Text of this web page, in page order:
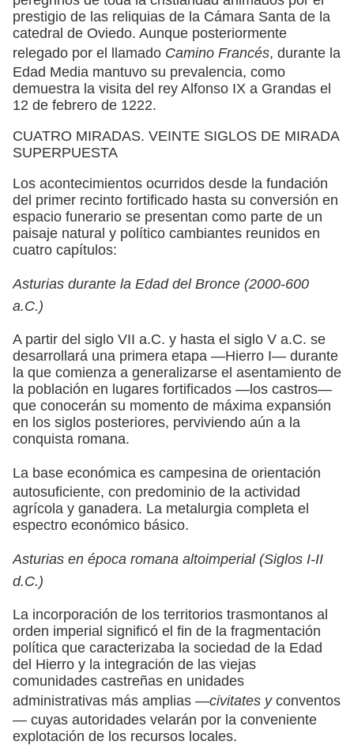
prestigio de las reliquias de la Cámara Santa de la
catedral de Oviedo. Aunque posteriormente
relegado por el llamado Camino Francés, durante la
Edad Media mantuvo su prevalencia, como
demuestra la visita del rey Alfonso IX a Grandas el
12 de febrero de 1222.
CUATRO MIRADAS. VEINTE SIGLOS DE MIRADA
SUPERPUESTA
Los acontecimientos ocurridos desde la fundación
del primer recinto fortificado hasta su conversión en
espacio funerario se presentan como parte de un
paisaje natural y político cambiantes reunidos en
cuatro capítulos:
Asturias durante la Edad del Bronce (2000-600
a.C.)
A partir del siglo VII a.C. y hasta el siglo V a.C. se
desarrollará una primera etapa —Hierro I— durante
la que comienza a generalizarse el asentamiento de
la población en lugares fortificados —los castros—
que conocerán su momento de máxima expansión
en los siglos posteriores, perviviendo aún a la
conquista romana.
La base económica es campesina de orientación
autosuficiente, con predominio de la actividad
agrícola y ganadera. La metalurgia completa el
espectro económico básico.
Asturias en época romana altoimperial (Siglos I-II
d.C.)
La incorporación de los territorios trasmontanos al
orden imperial significó el fin de la fragmentación
política que caracterizaba la sociedad de la Edad
del Hierro y la integración de las viejas
comunidades castreñas en unidades
administrativas más amplias —civitates yconventos
— cuyas autoridades velarán por la conveniente
explotación de los recursos locales.